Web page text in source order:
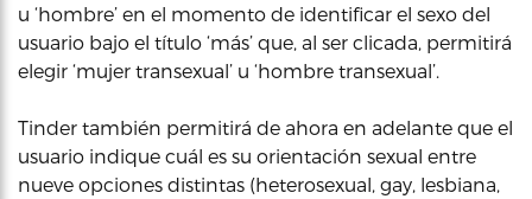
u ‘hombre’ en el momento de identificar el sexo del
usuario bajo el título ‘más’ que, al ser clicada, permitirá
elegir ‘mujer transexual’ u ‘hombre transexual’.
Tinder también permitirá de ahora en adelante que el
usuario indique cuál es su orientación sexual entre
nueve opciones distintas (heterosexual, gay, lesbiana,